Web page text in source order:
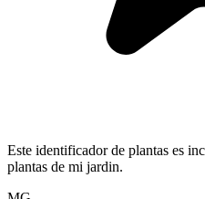
Este identificador de plantas es
plantas de mi jardin.